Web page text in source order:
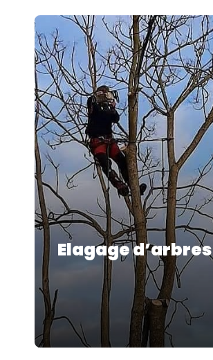
Elagage d’arbres